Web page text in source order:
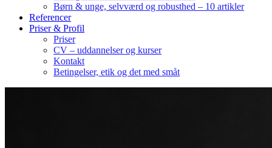
Børn & unge, selvværd og robusthed – 10 artikler
Referencer
Priser & Profil
Priser
CV – uddannelser og kurser
Kontakt
Betingelser, etik og det med småt